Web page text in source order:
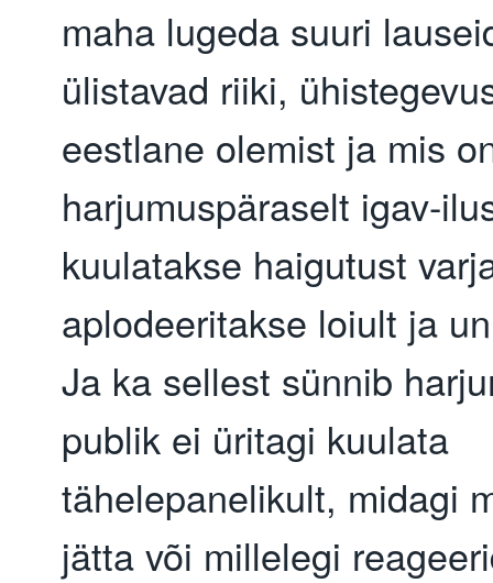
maha lugeda suuri
ülistavad riiki,
eestlane olemist ja mis
harjumuspäraselt igav-
kuulatakse haigutust
aplodeeritakse loiult ja
Ja ka sellest sünnib
publik ei üritagi kuulata
tähelepanelikult, midagi
jätta või millelegi